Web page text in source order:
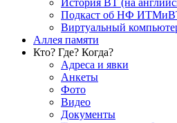
История ВТ (на
Подкаст об НФ
Виртуальный
Аллея памяти
Кто? Где? Когда?
Адреса и явки
Анкеты
Фото
Видео
Документы